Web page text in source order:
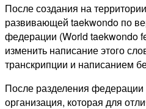
После создания на
развивающей taekwondo по
федерации (World taekwondo
изменить написание этого
транскрипции и написанием
После разделения
организация, которая для